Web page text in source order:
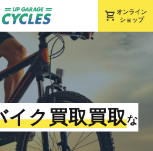
shopping_cart オンライン
ショップ
イク買取買取な